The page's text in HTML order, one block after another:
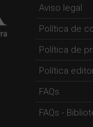
Aviso legal
Política de
Política de
Política
FAQs
FAQs -